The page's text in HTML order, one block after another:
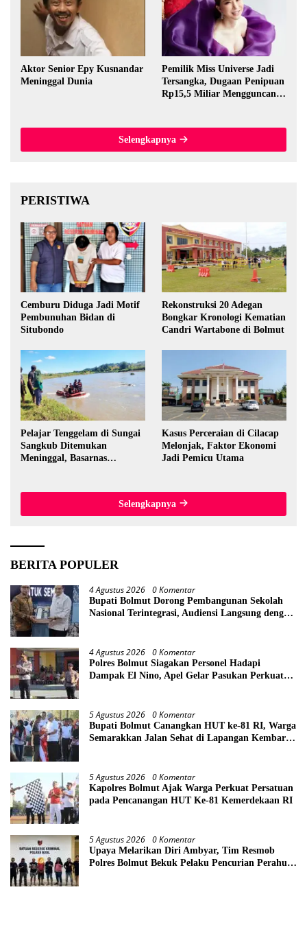
Aktor Senior Epy Kusnandar
Meninggal Dunia
Pemilik Miss Universe Jadi
Tersangka, Dugaan Penipuan
Rp15,5 Miliar Mengguncang
Selengkapnya
PERISTIWA
Cemburu Diduga Jadi Motif
Pembunuhan Bidan di
Situbondo
Rekonstruksi 20 Adegan
Bongkar Kronologi Kematian
Candri Wartabone di Bolmut
Pelajar Tenggelam di Sungai
Sangkub Ditemukan
Meninggal, Basarnas
Kasus Perceraian di Cilacap
Melonjak, Faktor Ekonomi
Jadi Pemicu Utama
Selengkapnya
BERITA POPULER
4 Agustus 2026 0 Komentar
Bupati Bolmut Dorong Pembangunan Sekolah
Nasional Terintegrasi, Audiensi Langsung dengan
4 Agustus 2026 0 Komentar
Polres Bolmut Siagakan Personel Hadapi
Dampak El Nino, Apel Gelar Pasukan Perkuat
5 Agustus 2026 0 Komentar
Bupati Bolmut Canangkan HUT ke-81 RI, Warga
Semarakkan Jalan Sehat di Lapangan Kembar
5 Agustus 2026 0 Komentar
Kapolres Bolmut Ajak Warga Perkuat Persatuan
pada Pencanangan HUT Ke-81 Kemerdekaan RI
5 Agustus 2026 0 Komentar
Upaya Melarikan Diri Ambyar, Tim Resmob
Polres Bolmut Bekuk Pelaku Pencurian Perahu